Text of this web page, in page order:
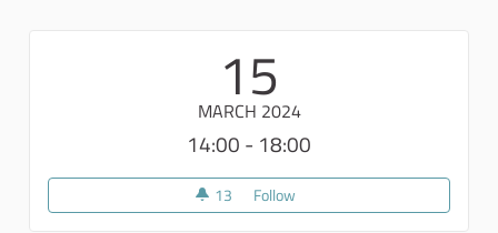
15
MARCH 2024
14:00 - 18:00
13 13 followers
Follow